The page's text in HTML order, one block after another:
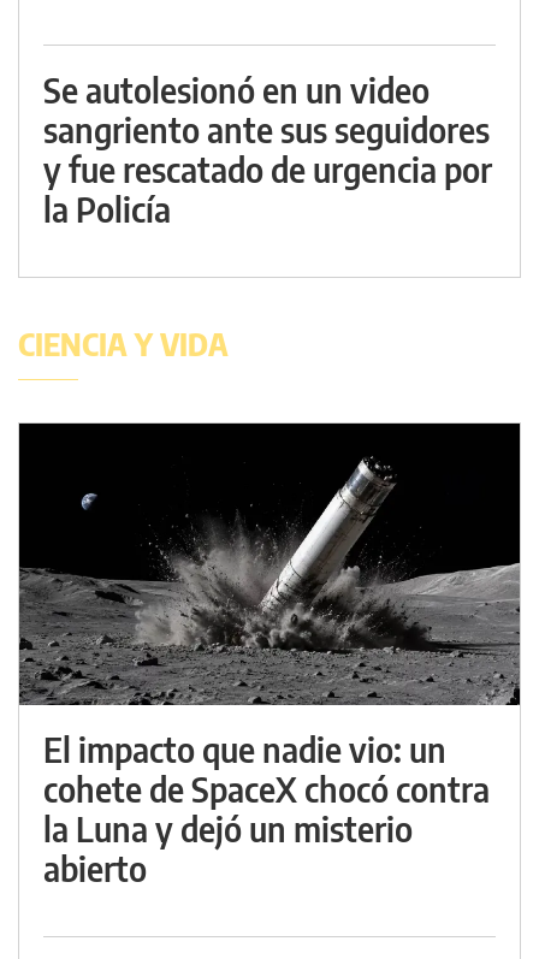
Se autolesionó en un video
sangriento ante sus seguidores
y fue rescatado de urgencia por
la Policía
CIENCIA Y VIDA
El impacto que nadie vio: un
cohete de SpaceX chocó contra
la Luna y dejó un misterio
abierto